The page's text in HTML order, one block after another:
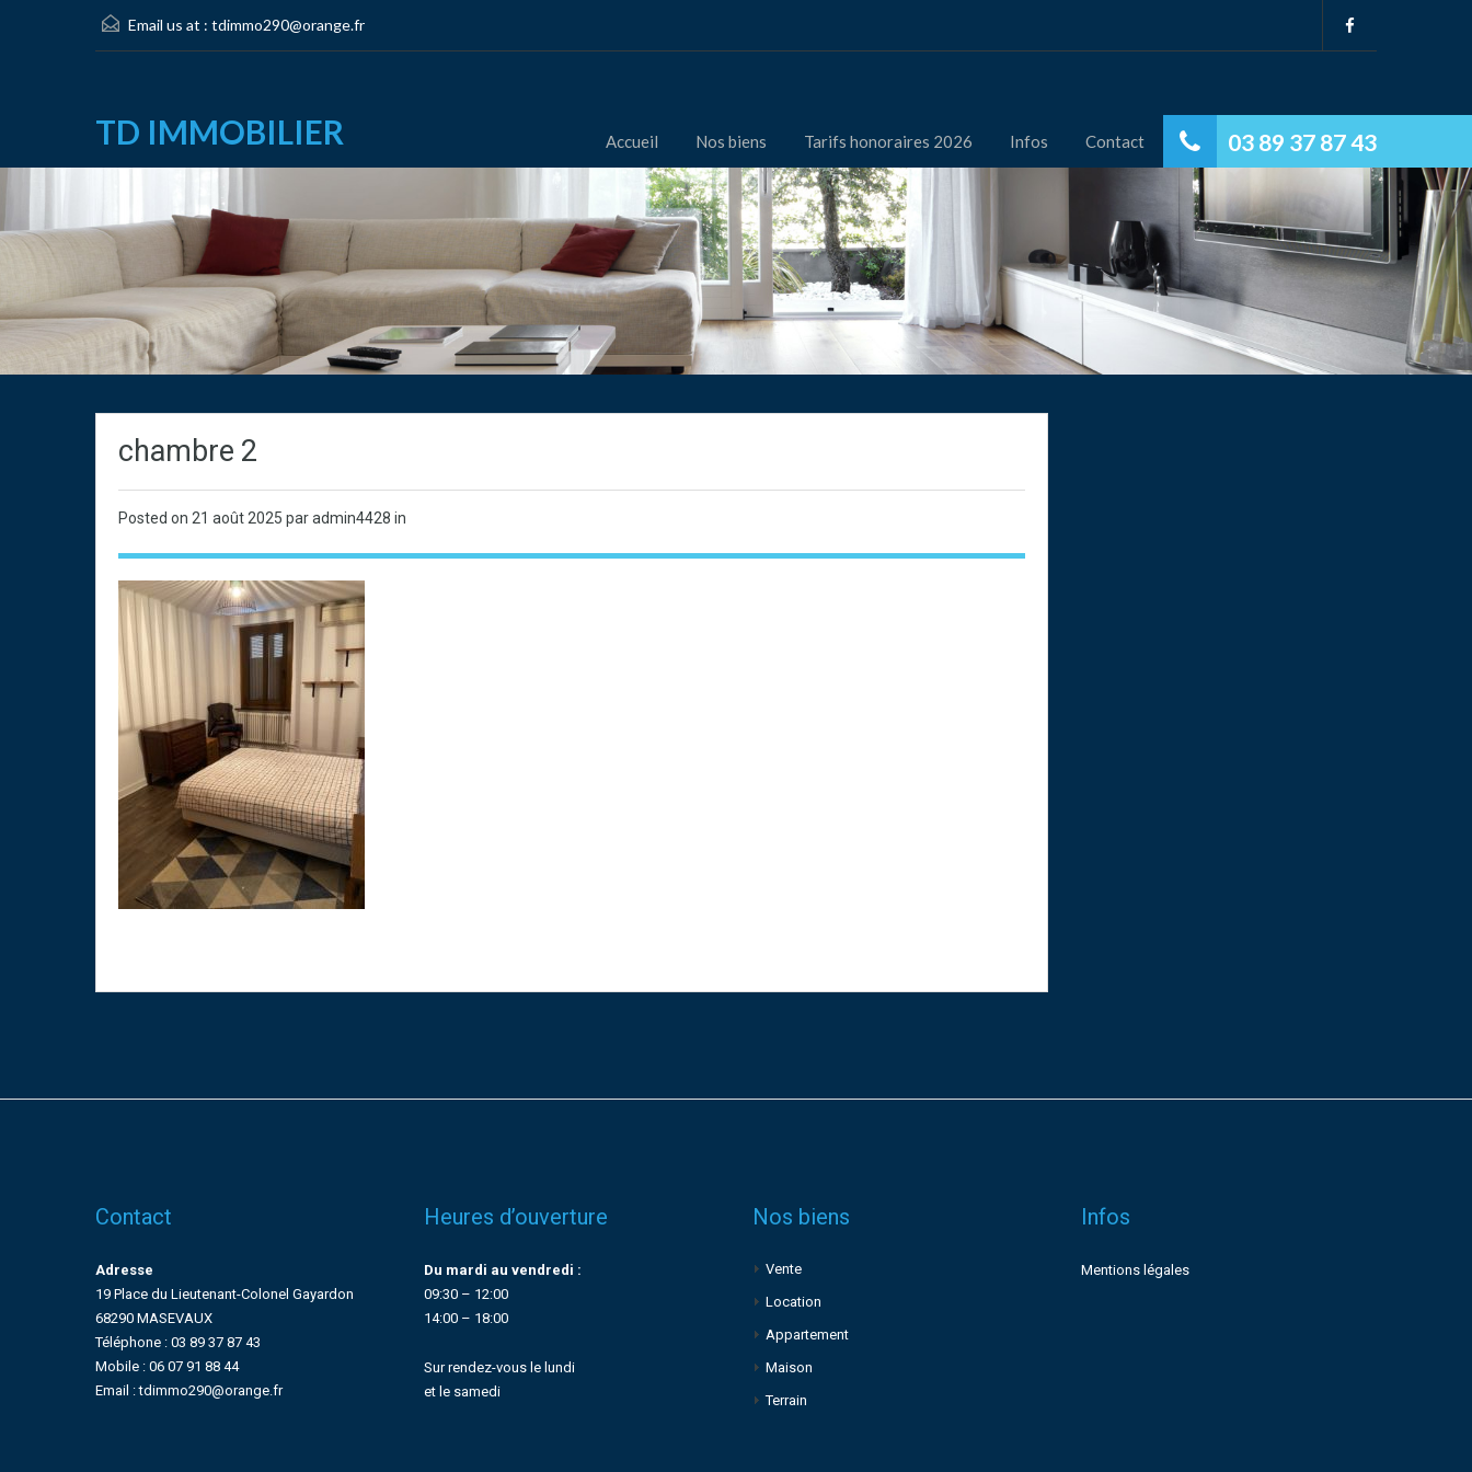
Email us at : tdimmo290@orange.fr
TD IMMOBILIER 03 89 37 87 43
Accueil Nos biens Tarifs honoraires 2026 Infos Contact
chambre 2
Posted on 21 août 2025 par admin4428 in
Contact
Adresse
19 Place du Lieutenant-Colonel Gayardon
68290 MASEVAUX
Téléphone : 03 89 37 87 43
Mobile : 06 07 91 88 44
Email : tdimmo290@orange.fr
Heures d’ouverture
Du mardi au vendredi :
09:30 – 12:00
14:00 – 18:00
Sur rendez-vous le lundi
et le samedi
Nos biens
Vente
Location
Appartement
Maison
Terrain
Infos
Mentions légales